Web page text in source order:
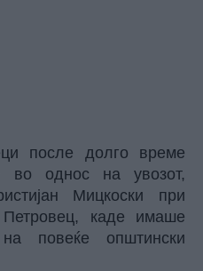
после долго време
во однос на увозот,
Мицкоски при
каде имаше
повеќе општински